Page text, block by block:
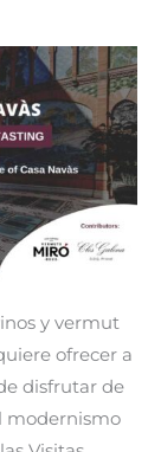
y vermut
ofrecer a
disfrutar de
modernismo